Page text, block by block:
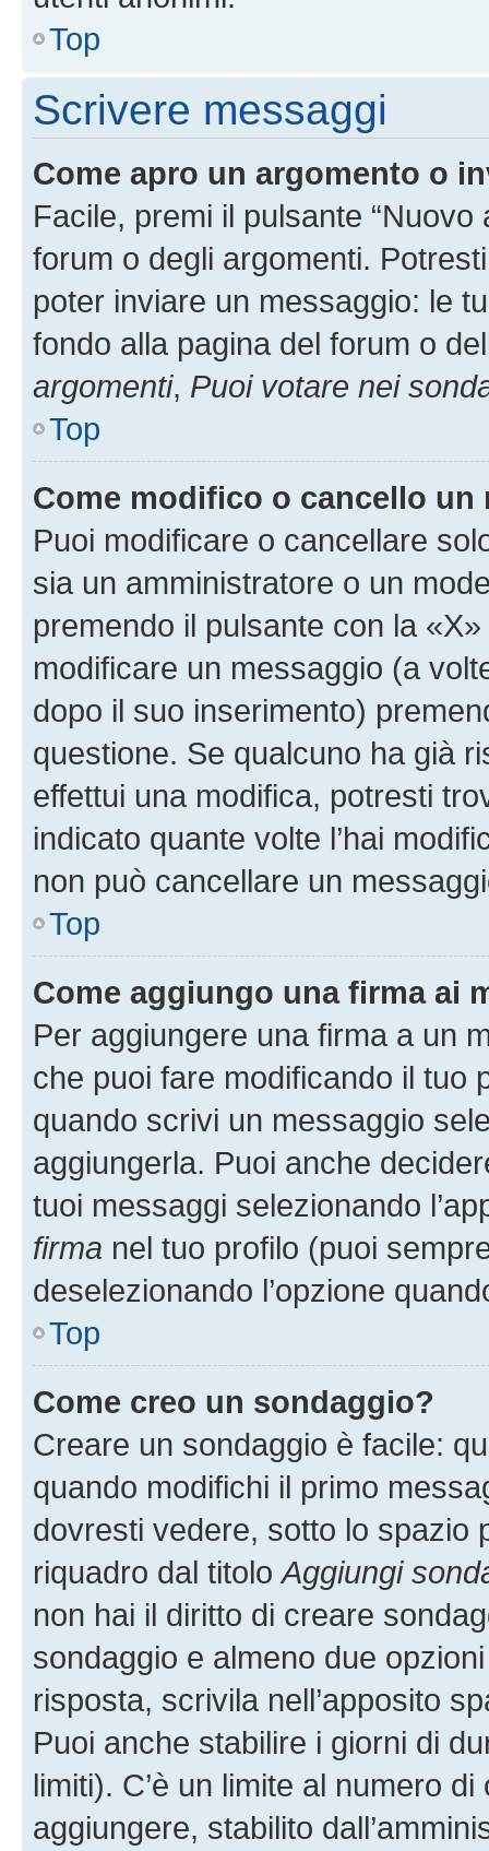
Top
Scrivere messaggi
Come apro un argomento o
Facile, premi il pulsante
forum o degli argomenti.
poter inviare un messaggio: le
fondo alla pagina del forum o
argomenti, Puoi votare nei
Top
Come modifico o cancello un
Puoi modificare o cancellare
sia un amministratore o un
premendo il pulsante con la
modificare un messaggio (a
dopo il suo inserimento)
questione. Se qualcuno ha già
effettui una modifica, potresti
indicato quante volte l’hai
non può cancellare un
Top
Come aggiungo una firma ai
Per aggiungere una firma a un
che puoi fare modificando il tuo
quando scrivi un messaggio
aggiungerla. Puoi anche
tuoi messaggi selezionando
firma nel tuo profilo (puoi
deselezionando l’opzione
Top
Come creo un sondaggio?
Creare un sondaggio è facile:
quando modifichi il primo
dovresti vedere, sotto lo spazio
riquadro dal titoloAggiungi
non hai il diritto di creare
sondaggio e almeno due
risposta, scrivila nell’apposito
Puoi anche stabilire i giorni di
limiti). C’è un limite al numero
aggiungere, stabilito